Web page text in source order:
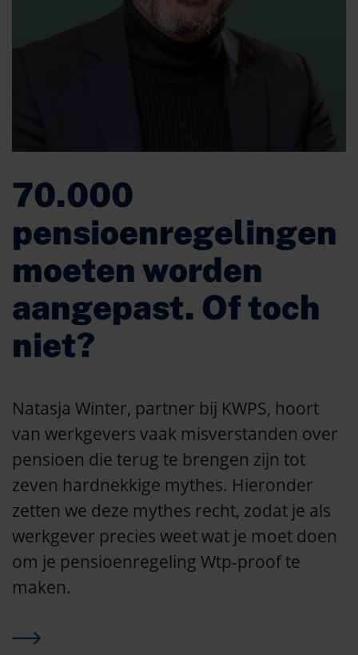
70.000
pensioenregelingen
moeten worden
aangepast. Of toch
niet?
Natasja Winter, partner bij KWPS, hoort
van werkgevers vaak misverstanden over
pensioen die terug te brengen zijn tot
zeven hardnekkige mythes. Hieronder
zetten we deze mythes recht, zodat je als
werkgever precies weet wat je moet doen
om je pensioenregeling Wtp-proof te
maken.